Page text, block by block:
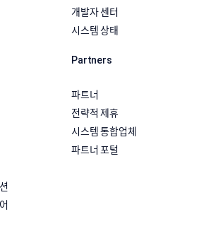
개발자 센터
시스템 상태
Partners
파트너
전략적 제휴
시스템 통합업체
파트너 포털